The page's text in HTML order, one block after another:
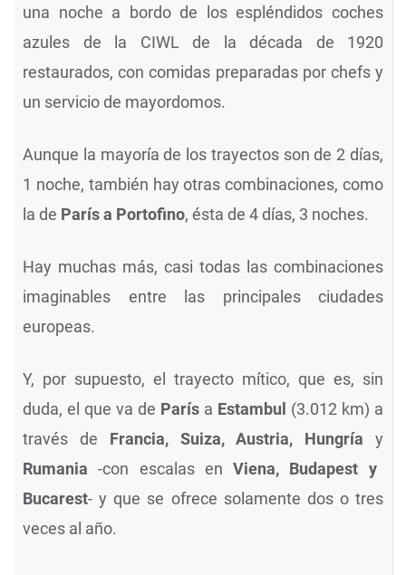
una noche a bordo de los espléndidos coches
azules de la CIWL de la década de 1920
restaurados, con comidas preparadas por chefs y
un servicio de mayordomos.
Aunque la mayoría de los trayectos son de 2 días,
1 noche, también hay otras combinaciones, como
la de París a Portofino, ésta de 4 días, 3 noches.
Hay muchas más, casi todas las combinaciones
imaginables entre las principales ciudades
europeas.
Y, por supuesto, el trayecto mítico, que es, sin
duda, el que va de París a Estambul (3.012 km) a
través de Francia, Suiza, Austria, Hungríay
Rumania -con escalas enViena, Budapest y
Bucarest- y que se ofrece solamente dos o tres
veces al año.